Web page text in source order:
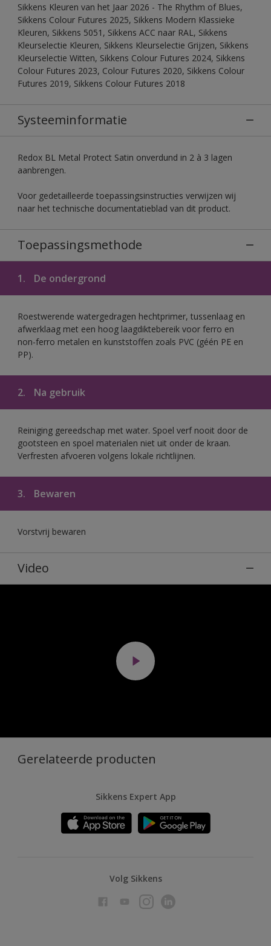
Sikkens Kleuren van het Jaar 2026 - The Rhythm of Blues,
Sikkens Colour Futures 2025, Sikkens Modern Klassieke
Kleuren, Sikkens 5051, Sikkens ACC naar RAL, Sikkens
Kleurselectie Kleuren, Sikkens Kleurselectie Grijzen, Sikkens
Kleurselectie Witten, Sikkens Colour Futures 2024, Sikkens
Colour Futures 2023, Colour Futures 2020, Sikkens Colour
Futures 2019, Sikkens Colour Futures 2018
Systeeminformatie
Redox BL Metal Protect Satin onverdund in 2 à 3 lagen
aanbrengen.
Voor gedetailleerde toepassingsinstructies verwijzen wij
naar het technische documentatieblad van dit product.
Toepassingsmethode
1. De ondergrond
Roestwerende watergedragen hechtprimer, tussenlaag en
afwerklaag met een hoog laagdiktebereik voor ferro en
non-ferro metalen en kunststoffen zoals PVC (géén PE en
PP).
2. Na gebruik
Reiniging gereedschap met water. Spoel verf nooit door de
gootsteen en spoel materialen niet uit onder de kraan.
Verfresten afvoeren volgens lokale richtlijnen.
3. Bewaren
Vorstvrij bewaren
Video
Gerelateerde producten
Sikkens Expert App
Volg Sikkens